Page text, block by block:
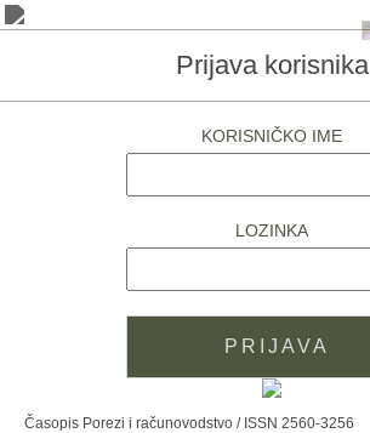
Prijava korisnika
KORISNIČKO IME
LOZINKA
Časopis Porezi i računovodstvo / ISSN 2560-3256